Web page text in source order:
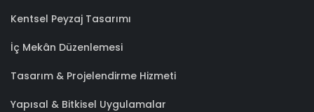
Kentsel Peyzaj Tasarımı
İç Mekân Düzenlemesi
Tasarım & Projelendirme Hizmeti
Yapısal & Bitkisel Uygulamalar